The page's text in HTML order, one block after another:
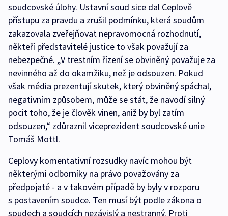
soudcovské úlohy. Ustavní soud sice dal Ceplově
přístupu za pravdu a zrušil podmínku, která soudům
zakazovala zveřejňovat nepravomocná rozhodnutí,
někteří představitelé justice to však považují za
nebezpečné. „V trestním řízení se obviněný považuje za
nevinného až do okamžiku, než je odsouzen. Pokud
však média prezentují skutek, který obviněný spáchal,
negativním způsobem, může se stát, že navodí silný
pocit toho, že je člověk vinen, aniž by byl zatím
odsouzen,“ zdůraznil viceprezident soudcovské unie
Tomáš Mottl.
Ceplovy komentativní rozsudky navíc mohou být
některými odborníky na právo považovány za
předpojaté - a v takovém případě by byly v rozporu
s postavením soudce. Ten musí být podle zákona o
soudech a soudcích nezávislý a nestranný. Proti